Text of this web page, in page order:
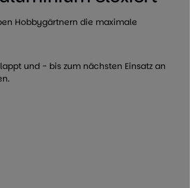
Hobbygärtnern die maximale
und - bis zum nächsten Einsatz an